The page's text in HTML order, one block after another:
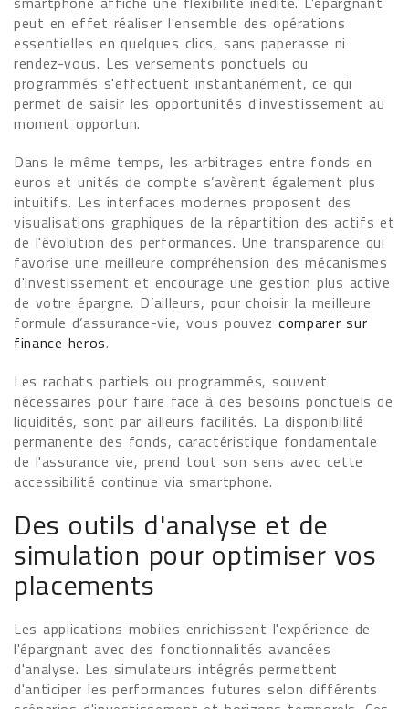
peut en effet réaliser l'ensemble des opérations
essentielles en quelques clics, sans paperasse ni
rendez-vous. Les versements ponctuels ou
programmés s'effectuent instantanément, ce qui
permet de saisir les opportunités d'investissement au
moment opportun.
Dans le même temps, les arbitrages entre fonds en
euros et unités de compte s’avèrent également plus
intuitifs. Les interfaces modernes proposent des
visualisations graphiques de la répartition des actifs et
de l'évolution des performances. Une transparence qui
favorise une meilleure compréhension des mécanismes
d'investissement et encourage une gestion plus active
de votre épargne. D’ailleurs, pour choisir la meilleure
formule d’assurance-vie, vous pouvezcomparer sur
finance heros.
Les rachats partiels ou programmés, souvent
nécessaires pour faire face à des besoins ponctuels de
liquidités, sont par ailleurs facilités. La disponibilité
permanente des fonds, caractéristique fondamentale
de l'assurance vie, prend tout son sens avec cette
accessibilité continue via smartphone.
Des outils d'analyse et de
simulation pour optimiser vos
placements
Les applications mobiles enrichissent l'expérience de
l'épargnant avec des fonctionnalités avancées
d'analyse. Les simulateurs intégrés permettent
d'anticiper les performances futures selon différents